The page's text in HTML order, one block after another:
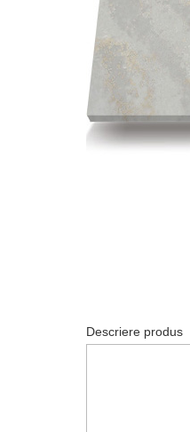
Descriere produs